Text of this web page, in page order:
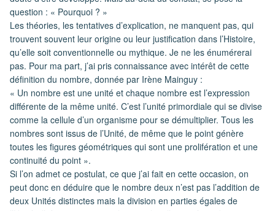
question : « Pourquoi ? »
Les théories, les tentatives d’explication, ne manquent pas, qui
trouvent souvent leur origine ou leur justification dans l’Histoire,
qu’elle soit conventionnelle ou mythique. Je ne les énumérerai
pas. Pour ma part, j’ai pris connaissance avec intérêt de cette
définition du nombre, donnée par Irène Mainguy :
« Un nombre est une unité et chaque nombre est l’expression
différente de la même unité. C’est l’unité primordiale qui se divise
comme la cellule d’un organisme pour se démultiplier. Tous les
nombres sont issus de l’Unité, de même que le point génère
toutes les figures géométriques qui sont une prolifération et une
continuité du point ».
Si l’on admet ce postulat, ce que j’ai fait en cette occasion, on
peut donc en déduire que le nombre deux n’est pas l’addition de
deux Unités distinctes mais la division en parties égales de